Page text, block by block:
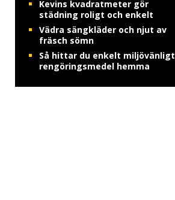
Kevins kvadratmeter gör
städning roligt och enkelt
Vädra sängkläder och njut av
fräsch sömn
Så hittar du enkelt miljövänligt
rengöringsmedel hemma